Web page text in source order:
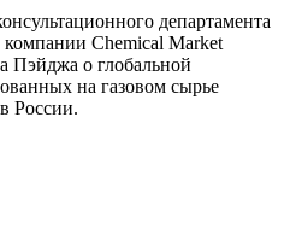
департамента
компании Chemical Market
Пэйджа о глобальной
на газовом сырье
России.